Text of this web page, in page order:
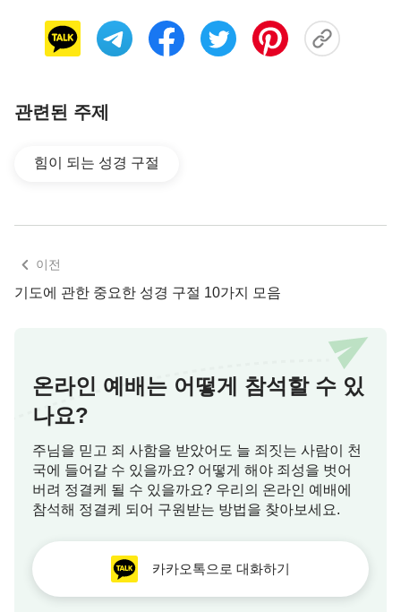
넣었다. 그리하여 하나님의 만유 창조를 믿는 사람은
점점 줄어들었고, 반대로 진화론을 믿는 사람은 점점
구약시대의 하나님의 말씀을 신화나 전설로 대하기
시작했다. 사람의 마음속에서 하나님의 존엄과 위대
주재한다는 믿음도 희미해졌다. 인류의 존망, 국가와
다. 인류는 먹고 마시고 즐기는 공허한 세상에서 살
나님이 인류의 종착지를 어떻게 주재하고 안배하는
지를 적극적으로 찾는 사람은 극히 드물다. 어느덧
있었다. 이런 세상에서 사는 것보다 차라리 죽은 사
람이 더 행복할 것이라 생각하는 사람도 많고, 예전
에 문명이 발전했던 나라에서 사는 사람조차 이런 원
망을 품고 있다. 하나님의 인도가 없기에 통치자나
사회학자가 아무리 머리를 짜내 인류의 문명을 유지
하려 해도 아무 소용없다. 그 누구도 사람의 생명이
될 수 없기에 그 누구도 인류의 마음속에 자리 잡은
질곡에서 사람을 구하지 못한다. 과학, 지식, 자유, 민
주, 즐김, 안락으로 사람이 얻는 것은 일시적인 위안
일 뿐이다. 인류는 이런 것들이 있어도 불가피하게
관련된 주제
힘이 되는 성경 구절
이전
기도에 관한 중요한 성경 구절 10가지 모음
온라인 예배는 어떻게 참석할 수 있
나요?
주님을 믿고 죄 사함을 받았어도 늘 죄짓는 사람이 천
국에 들어갈 수 있을까요? 어떻게 해야 죄성을 벗어
버려 정결케 될 수 있을까요? 우리의 온라인 예배에
참석해 정결케 되어 구원받는 방법을 찾아보세요.
카카오톡으로 대화하기